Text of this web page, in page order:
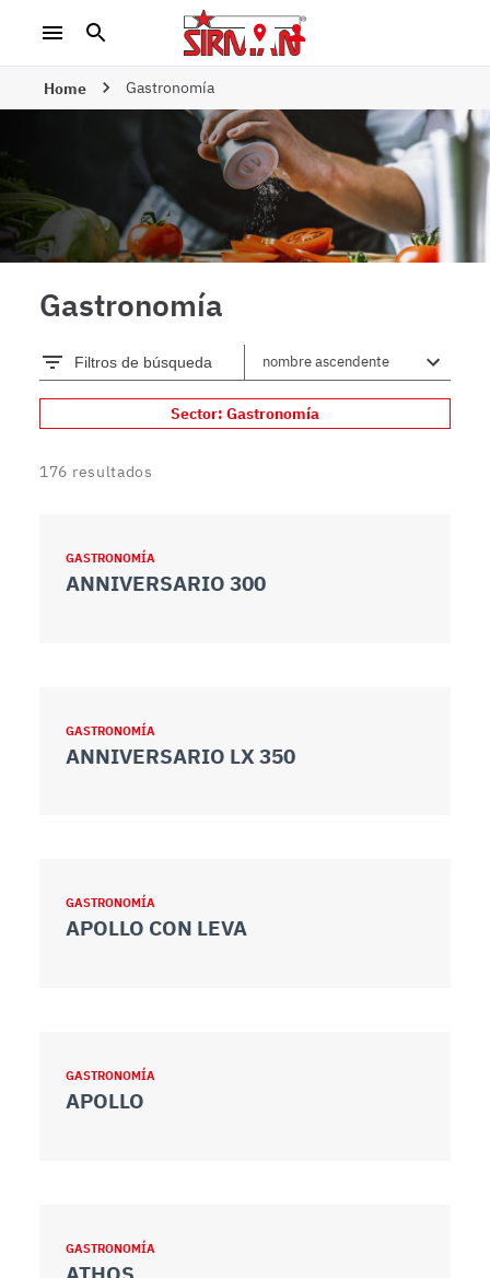
Home Gastronomía
Gastronomía
Filtros de búsqueda
Sector: Gastronomía
176 resultados
GASTRONOMÍA
ANNIVERSARIO 300
GASTRONOMÍA
ANNIVERSARIO LX 350
GASTRONOMÍA
APOLLO CON LEVA
GASTRONOMÍA
APOLLO
GASTRONOMÍA